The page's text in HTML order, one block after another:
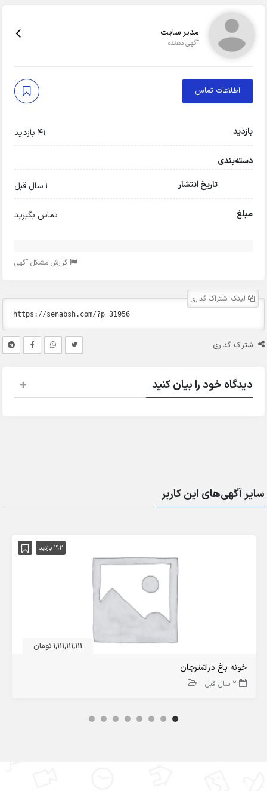
مدیر سایت
آگهی دهنده
اطلاعات تماس
بازدید 41 بازدید
دسته‌بندی
تاریخ انتشار
1 سال قبل
مبلغ تماس بگیرید
گزارش مشکل آگهی
لینک اشتراک گذاری
اشتراک گذاری
دیدگاه خود را بیان کنید
سایر آگهی‌های این کاربر
192 بازدید
1,111,111,111 تومان
خونه باغ دراشترجان
2 سال قبل